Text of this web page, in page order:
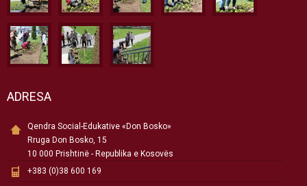
ADRESA
Qendra Social-Edukative «Don Bosko»
Rruga Don Bosko, 15
10 000 Prishtinë - Republika e Kosovës
+383 (0)38 600 169